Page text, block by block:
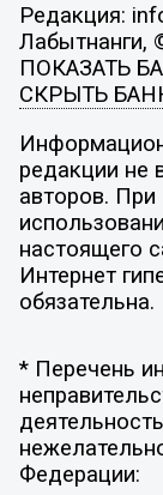
Редакция:
Лабытнанги,
ПОКАЗАТЬ
СКРЫТЬ
редакции не
авторов. При
настоящего
Интернет
обязательна.
* Перечень
Федерации: